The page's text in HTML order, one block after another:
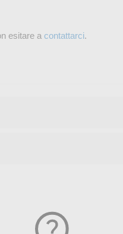
esitare a contattarci.